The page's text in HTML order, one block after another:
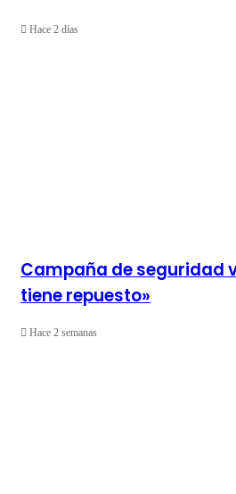
Hace 2 días
Campaña de seguridad
tiene repuesto»
Hace 2 semanas